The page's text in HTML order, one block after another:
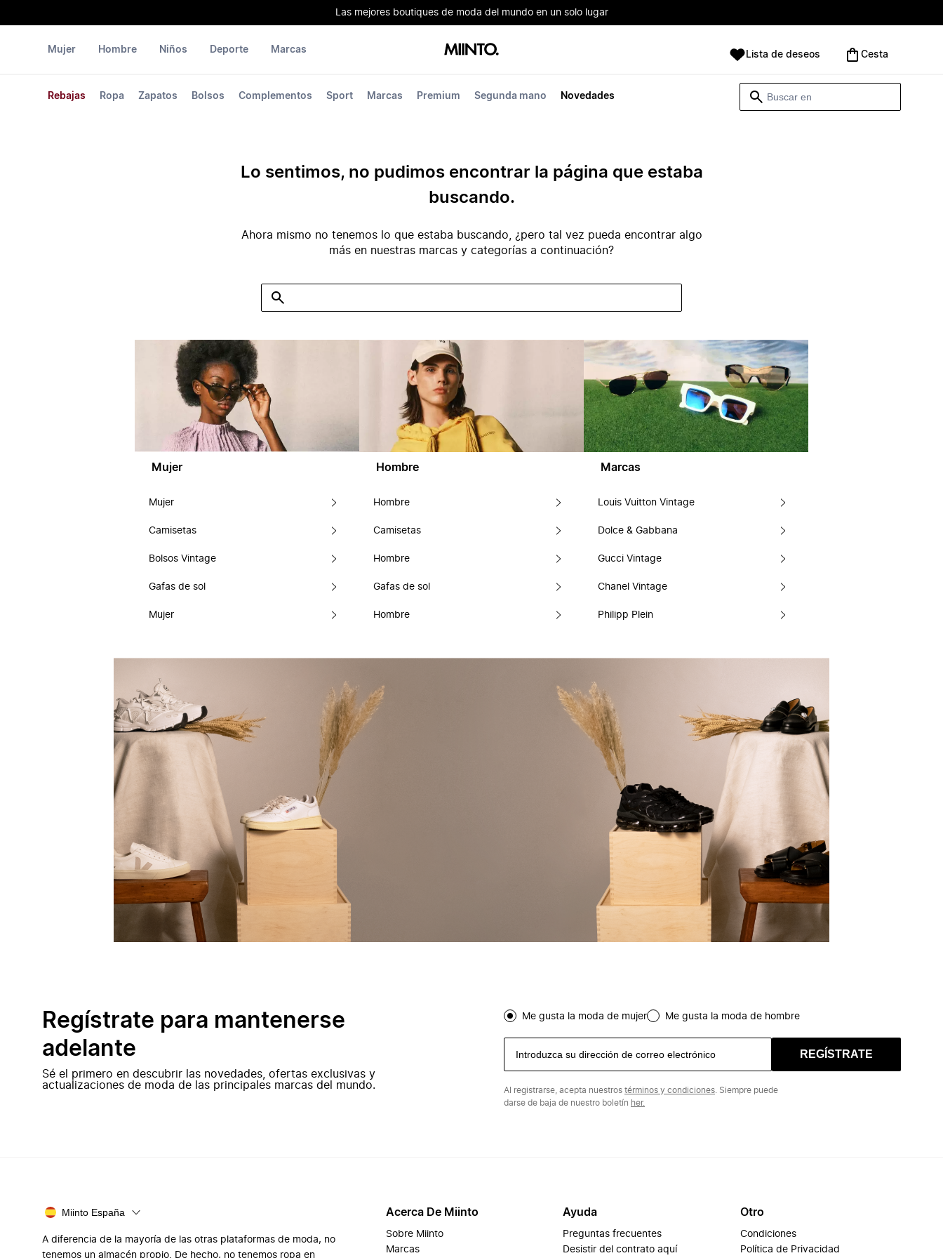
Las mejores boutiques de moda del mundo en un solo lugar
Mujer
Rebajas Ropa Zapatos Bolsos Complementos Sport Marcas Premium Segunda mano Novedades
Hombre Niños Deporte Marcas Lista de deseos Cesta
Lo sentimos, no pudimos encontrar la página que estaba
buscando.
Ahora mismo no tenemos lo que estaba buscando, ¿pero tal vez pueda encontrar algo
más en nuestras marcas y categorías a continuación?
Mujer
Mujer
Camisetas
Bolsos Vintage
Gafas de sol
Mujer
Hombre
Hombre
Camisetas
Hombre
Gafas de sol
Hombre
Marcas
Louis Vuitton Vintage
Dolce & Gabbana
Gucci Vintage
Chanel Vintage
Philipp Plein
Regístrate para mantenerse
adelante
Sé el primero en descubrir las novedades, ofertas exclusivas y
actualizaciones de moda de las principales marcas del mundo.
Me gusta la moda de mujer Me gusta la moda de hombre
REGÍSTRATE
Al registrarse, acepta nuestros términos y condiciones . Siempre puede
darse de baja de nuestro boletín her.
Miinto España
A diferencia de la mayoría de las otras plataformas de moda, no
tenemos un almacén propio. De hecho, no tenemos ropa en
Acerca De Miinto
Sobre Miinto
Marcas
Ayuda
Preguntas frecuentes
Desistir del contrato aquí
Otro
Condiciones
Política de Privacidad